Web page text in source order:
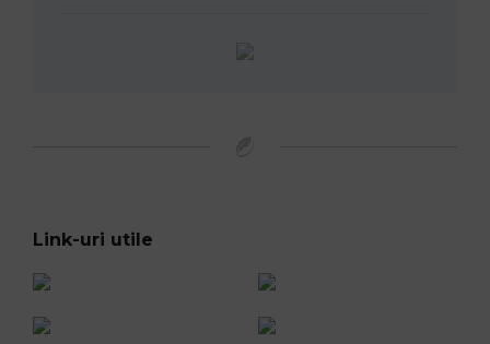
Link-uri utile